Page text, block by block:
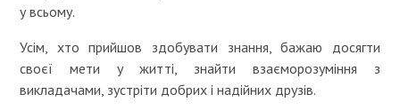
у всьому.
Усім, хто прийшов здобувати знання, бажаю досягти
своєї мети у житті, знайти взаєморозуміння з
викладачами, зустріти добрих і надійних друзів.